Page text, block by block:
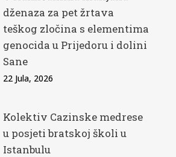
dženaza za pet žrtava
teškog zločina s elementima
genocida u Prijedoru i dolini
Sane
22 Jula, 2026
Kolektiv Cazinske medrese
u posjeti bratskoj školi u
Istanbulu